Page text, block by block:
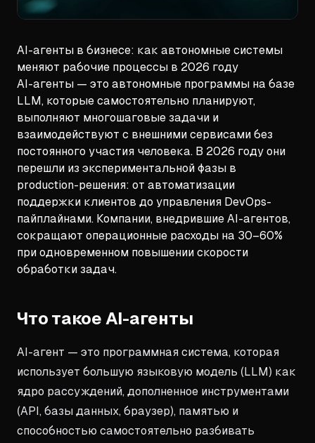
AI-агенты в бизнесе: как автономные системы
меняют рабочие процессы в 2026 году
AI-агенты — это автономные программы на базе
LLM, которые самостоятельно планируют,
выполняют многошаговые задачи и
взаимодействуют с внешними сервисами без
постоянного участия человека. В 2026 году они
перешли из экспериментальной фазы в
production-решения: от автоматизации
поддержки клиентов до управления DevOps-
пайплайнами. Компании, внедрившие AI-агентов,
сокращают операционные расходы на 30–60%
при одновременном повышении скорости
обработки задач.
Что такое AI-агенты
AI-агент — это программная система, которая
использует большую языковую модель (LLM) как
ядро рассуждений, дополненное инструментами
(API, базы данных, браузер), памятью и
способностью самостоятельно разбивать